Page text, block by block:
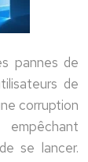
pannes de
de
corruption
se lancer.